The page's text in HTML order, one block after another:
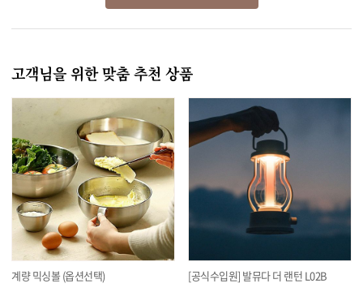
고객님을 위한 맞춤 추천 상품
계량 믹싱볼 (옵션선택) [공식수입원] 발뮤다 더 랜턴 L02B